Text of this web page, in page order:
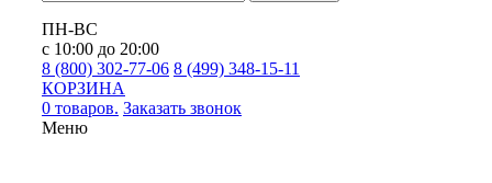
ПН-ВС
с 10:00 до 20:00
8 (800) 302-77-06 8 (499) 348-15-11
КОРЗИНА
0 товаров. Заказать звонок
Меню